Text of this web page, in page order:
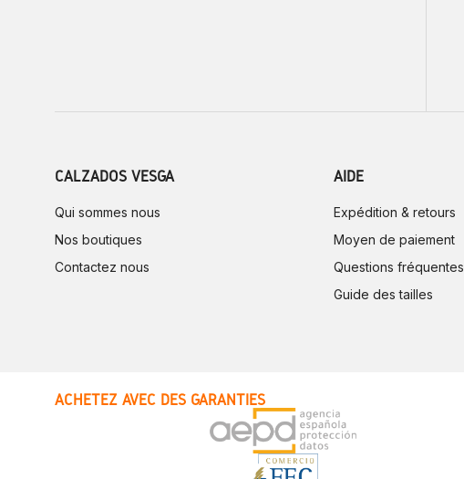
CALZADOS VESGA
Qui sommes nous
Nos boutiques
Contactez nous
AIDE
Expédition & retours
Moyen de paiement
Questions fréquentes
Guide des tailles
ACHETEZ AVEC DES GARANTIES